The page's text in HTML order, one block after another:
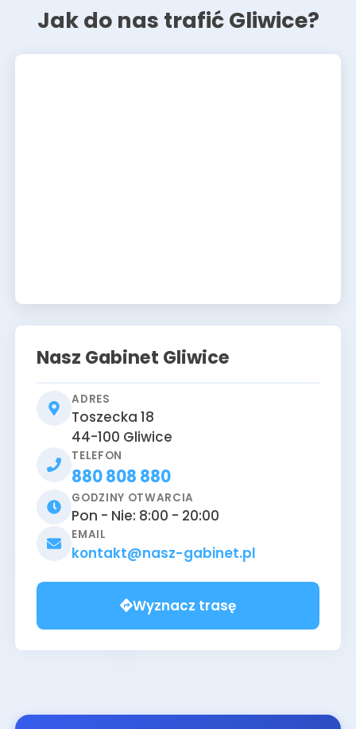
Jak do nas trafić Gliwice?
Nasz Gabinet Gliwice
ADRES
Toszecka 18
44-100 Gliwice
TELEFON
880 808 880
GODZINY OTWARCIA
Pon - Nie: 8:00 - 20:00
EMAIL
kontakt@nasz-gabinet.pl
Wyznacz trasę